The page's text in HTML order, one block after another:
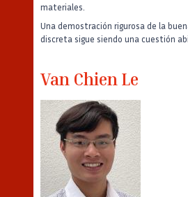
materiales.
Una demostración rigurosa de la
discreta sigue siendo una cuestión
Van Chien Le